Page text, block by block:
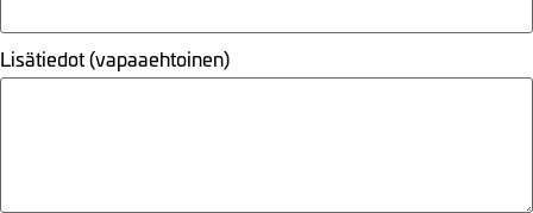
Lisätiedot (vapaaehtoinen)